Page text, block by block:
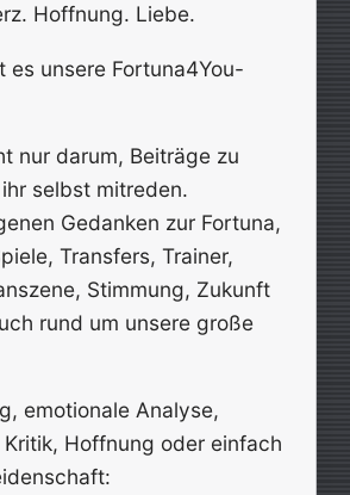
Hoffnung. Liebe.
es unsere Fortuna4You-
nur darum, Beiträge zu
selbst mitreden.
Gedanken zur Fortuna,
Transfers, Trainer,
Stimmung, Zukunft
rund um unsere große
emotionale Analyse,
Hoffnung oder einfach